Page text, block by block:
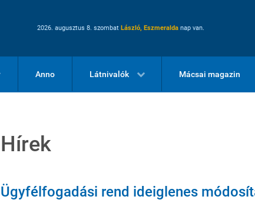
2026. augusztus 8. szombat László, Eszmeralda nap van.
Anno Látnivalók Mácsai magazin
Hírek
Ügyfélfogadási rend ideiglenes